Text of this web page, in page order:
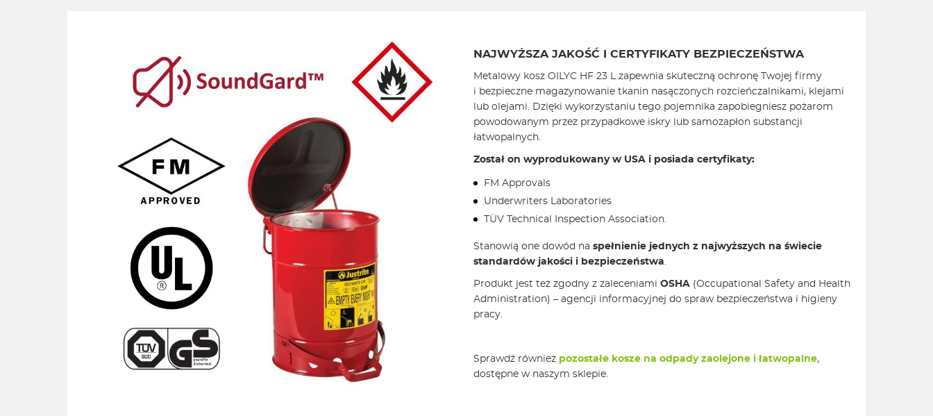
NAJWYŻSZA JAKOŚĆ I CERTYFIKATY BEZPIECZEŃSTWA
Metalowy kosz OILYC HF 23 L zapewnia skuteczną ochronę Twojej firmy
i bezpieczne magazynowanie tkanin nasączonych rozcieńczalnikami, klejami
lub olejami. Dzięki wykorzystaniu tego pojemnika zapobiegniesz pożarom
powodowanym przez przypadkowe iskry lub samozapłon substancji
łatwopalnych.
Został on wyprodukowany w USA i posiada certyfikaty:
FM Approvals
Underwriters Laboratories
TÜV Technical Inspection Association.
Stanowią one dowód na spełnienie jednych z najwyższych na świecie
standardów jakości i bezpieczeństwa.
Produkt jest też zgodny z zaleceniami OSHA (Occupational Safety and Health
Administration) – agencji informacyjnej do spraw bezpieczeństwa i higieny
pracy.
Sprawdź również pozostałe kosze na odpady zaolejone i łatwopalne,
dostępne w naszym sklepie.